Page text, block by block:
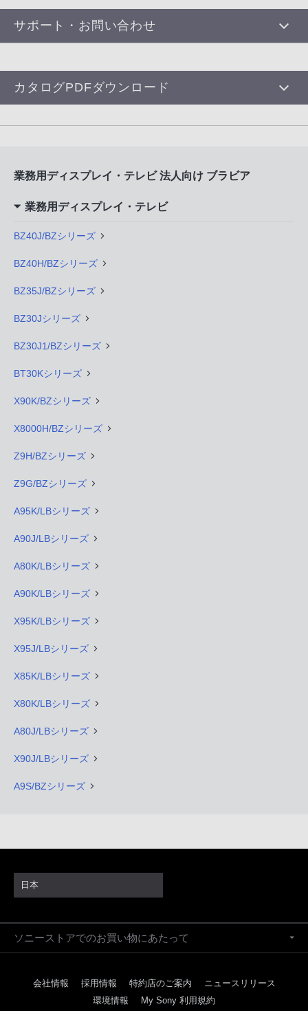
サポート・お問い合わせ
カタログPDFダウンロード
業務用ディスプレイ・テレビ 法人向け ブラビア
業務用ディスプレイ・テレビ
BZ40J/BZシリーズ
BZ40H/BZシリーズ
BZ35J/BZシリーズ
BZ30Jシリーズ
BZ30J1/BZシリーズ
BT30Kシリーズ
X90K/BZシリーズ
X8000H/BZシリーズ
Z9H/BZシリーズ
Z9G/BZシリーズ
A95K/LBシリーズ
A90J/LBシリーズ
A80K/LBシリーズ
A90K/LBシリーズ
X95K/LBシリーズ
X95J/LBシリーズ
X85K/LBシリーズ
X80K/LBシリーズ
A80J/LBシリーズ
X90J/LBシリーズ
A9S/BZシリーズ
日本
ソニーストアでのお買い物にあたって
会社情報 採用情報 特約店のご案内
ニュースリリース
環境情報
My Sony 利用規約